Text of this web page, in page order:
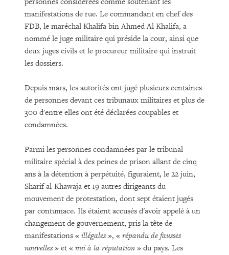
manifestations de rue. Le commandant en chef des
FDB, le maréchal Khalifa bin Ahmed Al Khalifa, a
nommé le juge militaire qui préside la cour, ainsi que
deux juges civils et le procureur militaire qui instruit
les dossiers.
Depuis mars, les autorités ont jugé plusieurs centaines
de personnes devant ces tribunaux militaires et plus de
300 d'entre elles ont été déclarées coupables et
condamnées.
Parmi les personnes condamnées par le tribunal
militaire spécial à des peines de prison allant de cinq
ans à la détention à perpétuité, figuraient, le 22 juin,
Sharif al-Khawaja et 19 autres dirigeants du
mouvement de protestation, dont sept étaient jugés
par contumace. Ils étaient accusés d'avoir appelé à un
changement de gouvernement, pris la tête de
manifestations « illégales», « répandu de fausses
nouvelles» et « nui à la réputation » du pays. Les